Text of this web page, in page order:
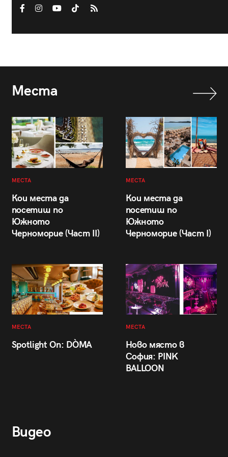
Места
МЕСТА
Кои места да
посетиш по
Южното
Черноморие (Част II)
МЕСТА
Кои места да
посетиш по
Южното
Черноморие (Част I)
МЕСТА
Spotlight On: DÒMA
МЕСТА
Ново място в
София: PINK
BALLOON
Видео